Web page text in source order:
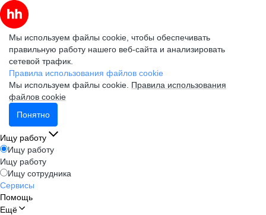
Мы используем файлы cookie, чтобы обеспечивать
правильную работу нашего веб-сайта и анализировать
сетевой трафик.
Правила использования файлов cookie
Мы используем файлы cookie. Правила использования
файлов cookie
Понятно
Ищу работу
Ищу работу
Ищу работу
Ищу сотрудника
Сервисы
Помощь
Ещё